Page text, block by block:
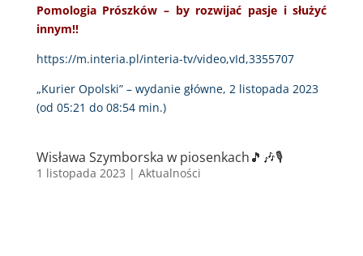
Pomologia Prószków – by rozwijać pasje i służyć
innym!!
https://m.interia.pl/interia-tv/video,vId,3355707
„Kurier Opolski” – wydanie główne, 2 listopada 2023
(od 05:21 do 08:54 min.)
Wisława Szymborska w piosenkach🎵🎶🎙
1 listopada 2023 | Aktualności